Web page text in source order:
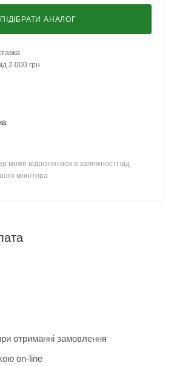
ПІДІБРАТИ АНАЛОГ
2 000 грн
може відрізнятися в залежності від
монітора
отриманні замовлення
on-line